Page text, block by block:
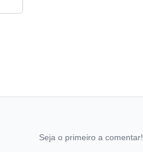
Seja o primeiro a comentar!